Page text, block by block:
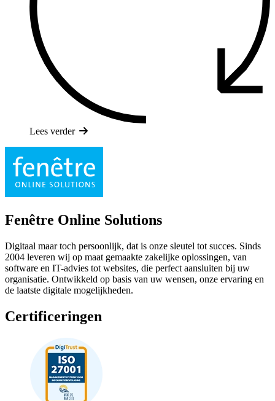
Lees verder
Fenêtre Online Solutions
Digitaal maar toch persoonlijk, dat is onze sleutel tot succes. Sinds
2004 leveren wij op maat gemaakte zakelijke oplossingen, van
software en IT-advies tot websites, die perfect aansluiten bij uw
organisatie. Ontwikkeld op basis van uw wensen, onze ervaring en
de laatste digitale mogelijkheden.
Certificeringen